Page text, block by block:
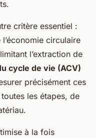
critère essentiel :
circulaire
l’extraction de
cycle de vie (ACV)
précisément ces
les étapes, de
à la fois